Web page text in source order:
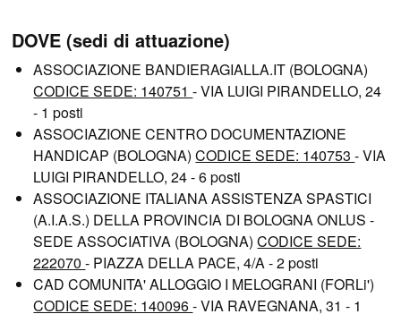
DOVE (sedi di attuazione)
ASSOCIAZIONE BANDIERAGIALLA.IT (BOLOGNA)
CODICE SEDE: 140751- VIA LUIGI PIRANDELLO, 24
- 1 posti
ASSOCIAZIONE CENTRO DOCUMENTAZIONE
HANDICAP (BOLOGNA)CODICE SEDE: 140753- VIA
LUIGI PIRANDELLO, 24 - 6 posti
ASSOCIAZIONE ITALIANA ASSISTENZA SPASTICI
(A.I.A.S.) DELLA PROVINCIA DI BOLOGNA ONLUS -
SEDE ASSOCIATIVA (BOLOGNA)CODICE SEDE:
222070- PIAZZA DELLA PACE, 4/A - 2 posti
CAD COMUNITA' ALLOGGIO I MELOGRANI (FORLi')
CODICE SEDE: 140096- VIA RAVEGNANA, 31 - 1